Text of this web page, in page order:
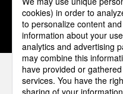
2 3
パナソニックの